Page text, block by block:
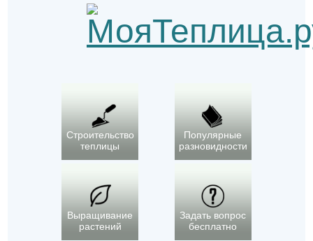
Строительство
теплицы
Популярные
разновидности
Выращивание
растений
Задать вопрос
бесплатно